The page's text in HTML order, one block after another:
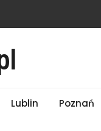
Lublin Poznań